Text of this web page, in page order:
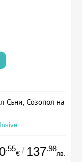
Съни, Созопол на
.55
€ / 137.98
лв.